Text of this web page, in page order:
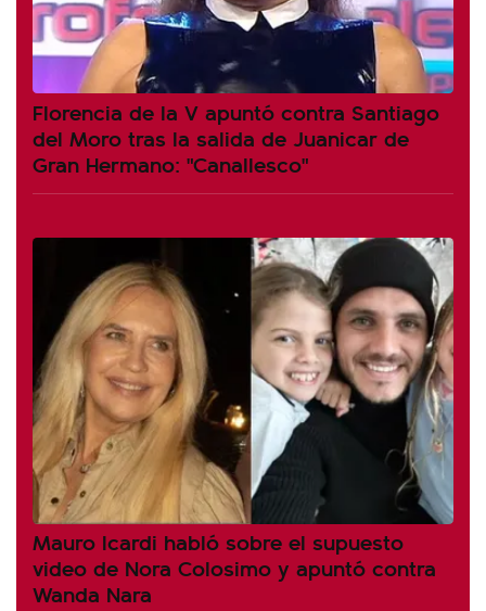
Florencia de la V apuntó contra Santiago
del Moro tras la salida de Juanicar de
Gran Hermano: "Canallesco"
Mauro Icardi habló sobre el supuesto
video de Nora Colosimo y apuntó contra
Wanda Nara